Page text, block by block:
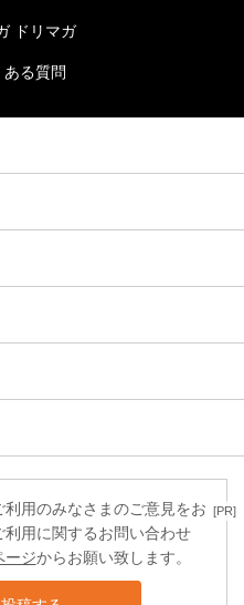
[PR]
ドリマガ
ある質問
利用のみなさまのご意見をお
利用に関するお問い合わせ
ージからお願い致します。